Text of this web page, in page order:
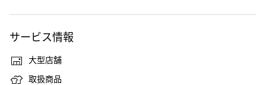
サービス情報
大型店舗
取扱商品